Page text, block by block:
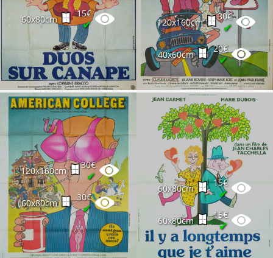
60x80cm
15€
✔ 120x160cm
30€
✔
40x60cm
20€
✔
120x160cm
30€
✔
60x80cm
30€
✔
60x80cm
15€
✔
60x80cm
15€
✔